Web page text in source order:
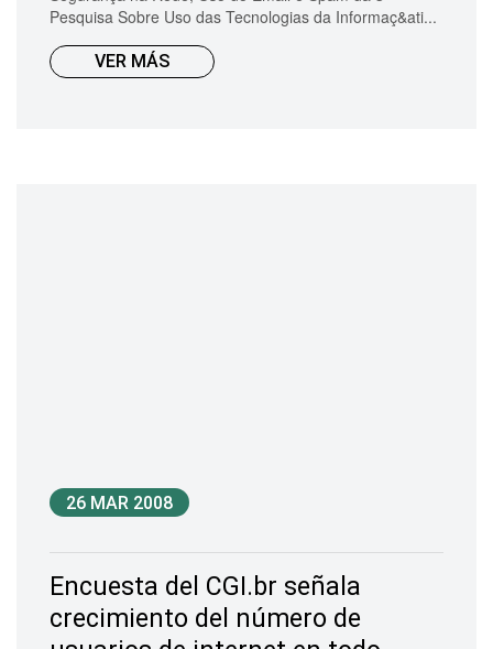
Pesquisa Sobre Uso das Tecnologias da Informaç&ati...
VER MÁS
26 MAR 2008
Encuesta del CGI.br señala
crecimiento del número de